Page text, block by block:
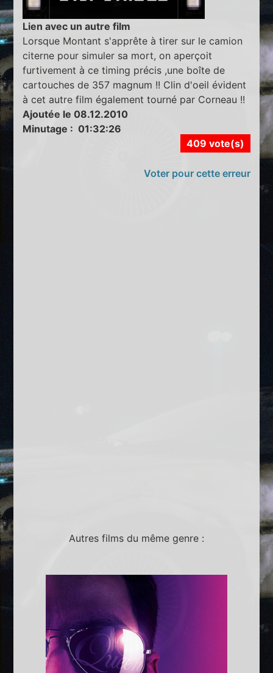
Lien avec un autre film
Lorsque Montant s'apprête à tirer sur le camion
citerne pour simuler sa mort, on aperçoit
furtivement à ce timing précis ,une boîte de
cartouches de 357 magnum !! Clin d'oeil évident
à cet autre film également tourné par Corneau !!
Ajoutée le 08.12.2010
Minutage : 01:32:26
409 vote(s)
Voter pour cette erreur
Autres films du même genre :